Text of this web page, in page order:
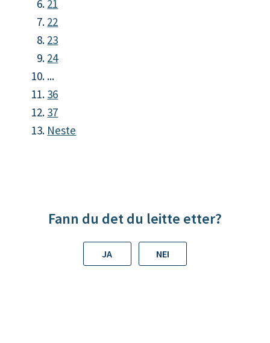
21
22
23
24
...
36
37
Neste
Fann du det du leitte etter?
JA NEI